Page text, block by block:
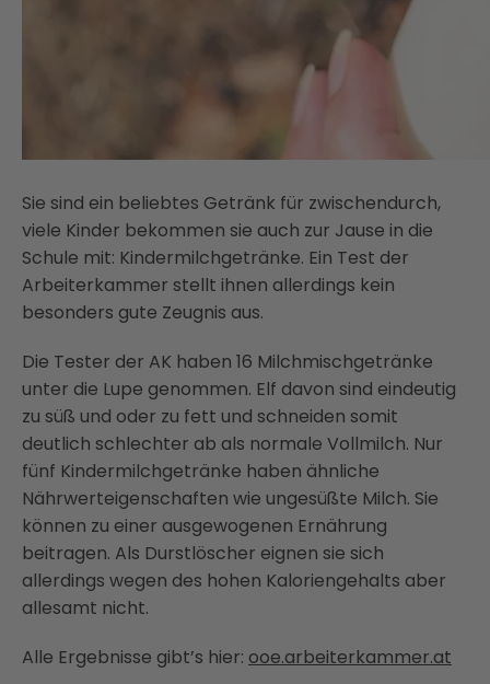
Sie sind ein beliebtes Getränk für zwischendurch,
viele Kinder bekommen sie auch zur Jause in die
Schule mit: Kindermilchgetränke. Ein Test der
Arbeiterkammer stellt ihnen allerdings kein
besonders gute Zeugnis aus.
Die Tester der AK haben 16 Milchmischgetränke
unter die Lupe genommen. Elf davon sind eindeutig
zu süß und oder zu fett und schneiden somit
deutlich schlechter ab als normale Vollmilch. Nur
fünf Kindermilchgetränke haben ähnliche
Nährwerteigenschaften wie ungesüßte Milch. Sie
können zu einer ausgewogenen Ernährung
beitragen. Als Durstlöscher eignen sie sich
allerdings wegen des hohen Kaloriengehalts aber
allesamt nicht.
Alle Ergebnisse gibt’s hier: ooe.arbeiterkammer.at